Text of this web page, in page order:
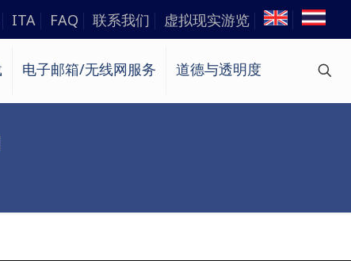
ITA FAQ 联系我们 虚拟现实游览
电子邮箱/无线网服务 道德与透明度